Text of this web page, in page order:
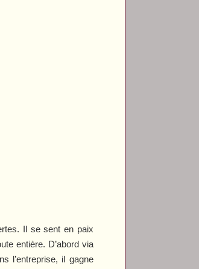
Il se sent en paix
entière. D’abord via
l’entreprise, il gagne